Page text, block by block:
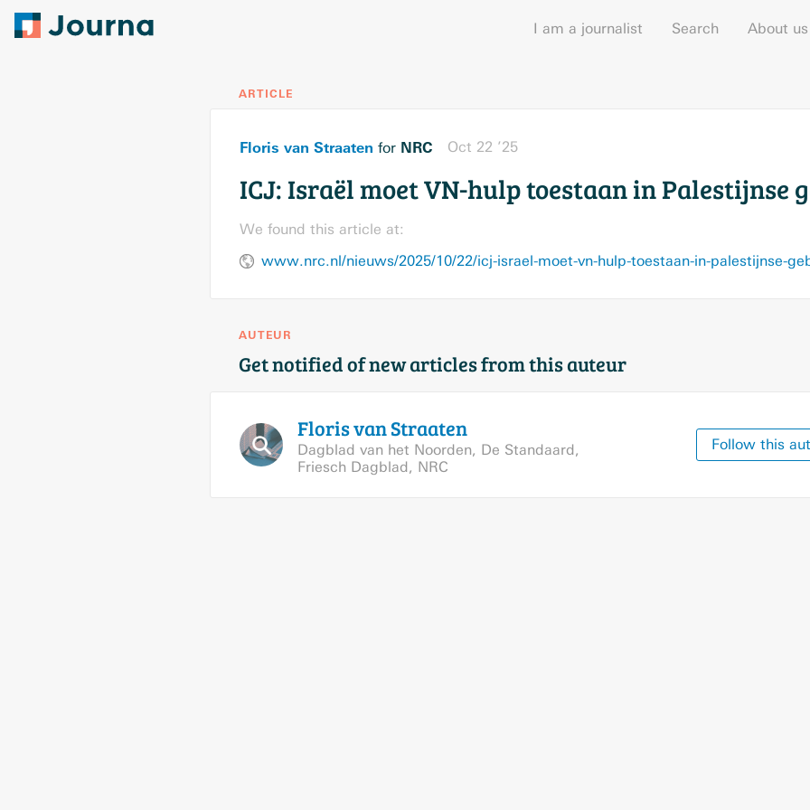
I am a journalist Search About us
ARTICLE
Floris van Straaten for NRC Oct 22 ’25
ICJ: Israël moet VN-hulp toestaan in Palestijnse
We found this article at:
www.nrc.nl/nieuws/2025/10/22/icj-israel-moet-vn-hulp-toestaan-in-palestijnse-
AUTEUR
Get notified of new articles from this auteur
Floris vanStraaten
Dagblad van het Noorden, De Standaard,
Friesch Dagblad, NRC
Follow this